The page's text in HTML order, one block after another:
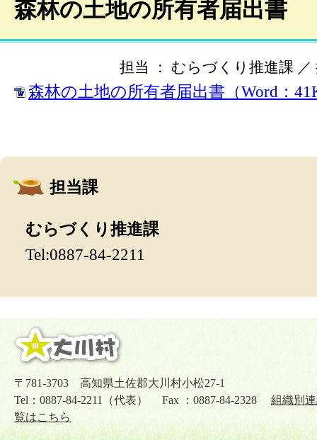
森林の土地の所有者届出書
担当 ： むらづくり推進課 ／
森林の土地の所有者届出書（Word：
担当課
むらづくり推進課
Tel:0887-84-2211
〒781-3703 高知県土佐郡大川村小松27-1
Tel：0887-84-2211（代表） Fax ：0887-84-2328 組織別
覧はこちら